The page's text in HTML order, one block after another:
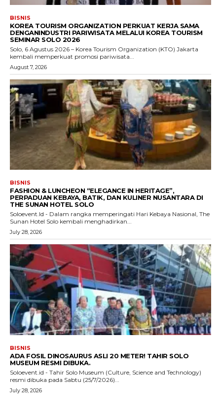
BISNIS
KOREA TOURISM ORGANIZATION PERKUAT KERJA SAMA
DENGANINDUSTRI PARIWISATA MELALUI KOREA TOURISM
SEMINAR SOLO 2026
Solo, 6 Agustus 2026 – Korea Tourism Organization (KTO) Jakarta
kembali memperkuat promosi pariwisata...
August 7, 2026
BISNIS
FASHION & LUNCHEON “ELEGANCE IN HERITAGE”,
PERPADUAN KEBAYA, BATIK, DAN KULINER NUSANTARA DI
THE SUNAN HOTEL SOLO
Soloevent.Id - Dalam rangka memperingati Hari Kebaya Nasional, The
Sunan Hotel Solo kembali menghadirkan...
July 28, 2026
BISNIS
ADA FOSIL DINOSAURUS ASLI 20 METER! TAHIR SOLO
MUSEUM RESMI DIBUKA.
Soloevent.id - Tahir Solo Museum (Culture, Science and Technology)
resmi dibuka pada Sabtu (25/7/2026)...
July 28, 2026